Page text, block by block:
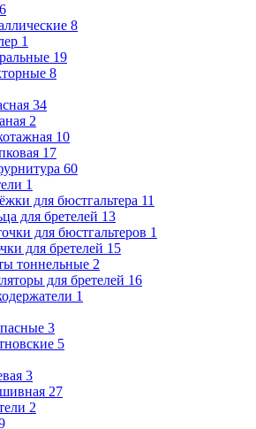
8
1
19
8
34
2
10
17
60
1
для бюстгальтера 11
для бретелей 13
для бюстгальтеров 1
для бретелей 15
тоннельные 2
для бретелей 16
1
3
5
3
27
2